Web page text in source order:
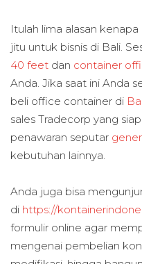
Itulah lima alasan
jitu untuk bisnis di Bali.
40 feet dan container
Anda. Jika saat ini Anda
beli office container di
sales Tradecorp yang
penawaran seputar
kebutuhan lainnya.
Anda juga bisa
di https://
formulir online agar
mengenai pembelian